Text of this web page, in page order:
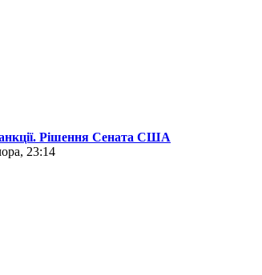
Рішення Сената США
23:14